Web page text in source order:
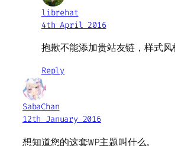
librehat
4th April 2016
抱歉不能添加贵站友链，样式风
Reply
SabaChan
12th January 2016
想知道您的这套WP主题叫什么。